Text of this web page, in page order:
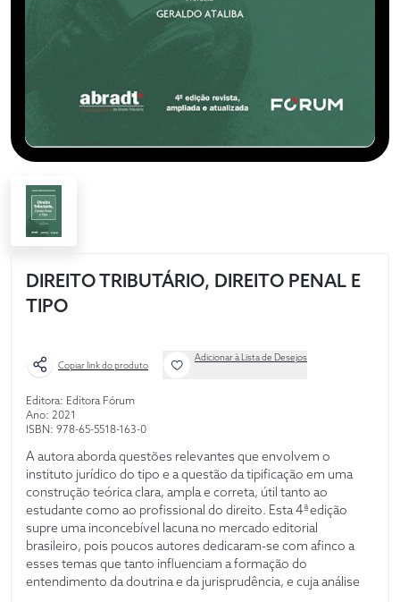
DIREITO TRIBUTÁRIO, DIREITO PENAL E
TIPO
Copiar link do produto
Adicionar à Lista de Desejos
Editora: Editora Fórum
Ano: 2021
ISBN: 978-65-5518-163-0
A autora aborda questões relevantes que envolvem o
instituto jurídico do tipo e a questão da tipificação em uma
construção teórica clara, ampla e correta, útil tanto ao
estudante como ao profissional do direito. Esta 4ª edição
supre uma inconcebível lacuna no mercado editorial
brasileiro, pois poucos autores dedicaram-se com afinco a
esses temas que tanto influenciam a formação do
entendimento da doutrina e da jurisprudência, e cuja análise